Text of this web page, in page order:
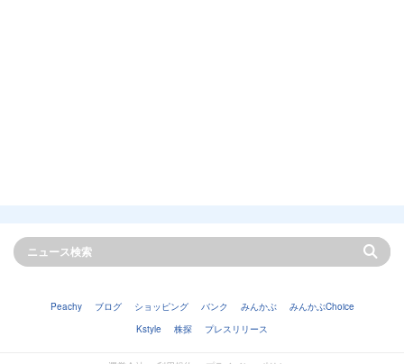
Peachy ブログ ショッピング バンク みんかぶ
みんかぶChoice
Kstyle
株探 プレスリリース